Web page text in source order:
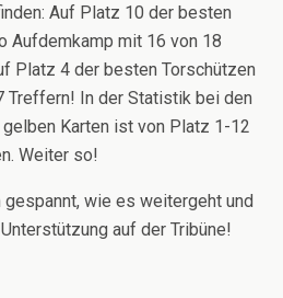
Auf Platz 10 der besten
Aufdemkamp mit 16 von 18
Platz 4 der besten Torschützen
Treffern! In der Statistik bei den
Karten ist von Platz 1-12
Weiter so!
gespannt, wie es weitergeht und
auf der Tribüne!